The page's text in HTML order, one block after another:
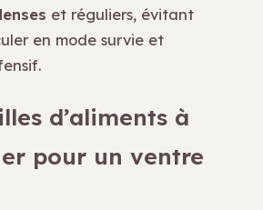
et réguliers, évitant
en mode survie et
d’aliments à
pour un ventre